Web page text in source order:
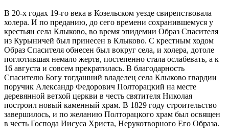
В 20-х годах 19-го века в Козельском уезде свирепствовала
холера. И по преданию, до сего времени сохранившемуся у
крестьян села Клыково, во время эпидемии Образ Спасителя
из Курыничей был принесен в Клыково. С крестным ходом
Образ Спасителя обнесен был вокруг села, и холера, дотоле
поглотившая немало жертв, постепенно стала ослабевать, а к
16 августа и совсем прекратилась. В благодарность
Спасителю Богу тогдашний владелец села Клыково гвардии
поручик Александр Федорович Полторацкий на месте
деревянной ветхой церкви в честь святителя Николая
построил новый каменный храм. В 1829 году строительство
завершилось, и по желанию Полторацкого храм был освящен
в честь Господа Иисуса Христа, Нерукотворного Его Образа.